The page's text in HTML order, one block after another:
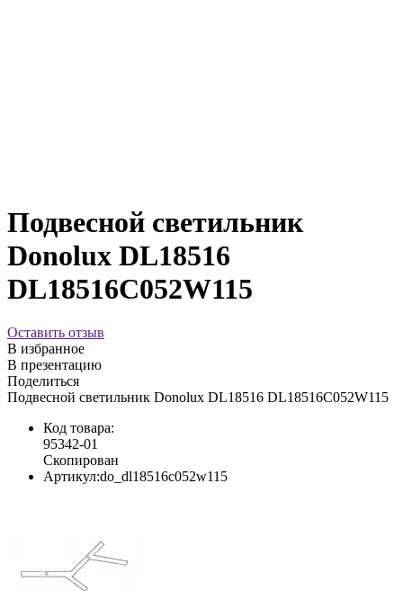
Подвесной светильник
Donolux DL18516
DL18516C052W115
Оставить отзыв
В избранное
В презентацию
Поделиться
Подвесной светильник Donolux DL18516 DL18516C052W115
Код товара:
95342-01
Скопирован
Артикул:do_dl18516c052w115